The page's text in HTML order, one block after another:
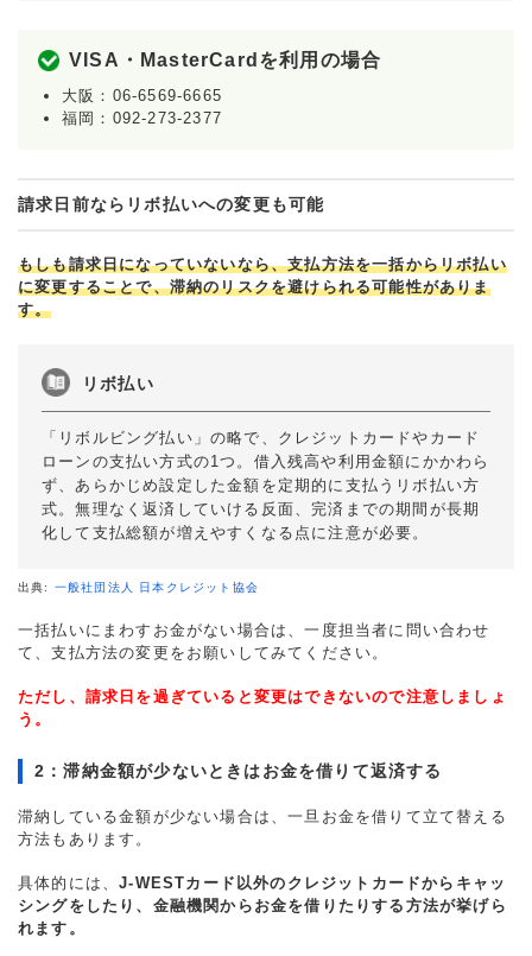
VISA・MasterCardを利用の場合
大阪：06-6569-6665
福岡：092-273-2377
請求日前ならリボ払いへの変更も可能
もしも請求日になっていないなら、支払方法を一括からリボ払い
に変更することで、滞納のリスクを避けられる可能性がありま
す。
リボ払い
「リボルビング払い」の略で、クレジットカードやカード
ローンの支払い方式の1つ。借入残高や利用金額にかかわら
ず、あらかじめ設定した金額を定期的に支払うリボ払い方
式。無理なく返済していける反面、完済までの期間が長期
化して支払総額が増えやすくなる点に注意が必要。
出典: 一般社団法人 日本クレジット協会
一括払いにまわすお金がない場合は、一度担当者に問い合わせ
て、支払方法の変更をお願いしてみてください。
ただし、請求日を過ぎていると変更はできないので注意しましょ
う。
2：滞納金額が少ないときはお金を借りて返済する
滞納している金額が少ない場合は、一旦お金を借りて立て替える
方法もあります。
具体的には、J-WESTカード以外のクレジットカードからキャッ
シングをしたり、金融機関からお金を借りたりする方法が挙げら
れます。